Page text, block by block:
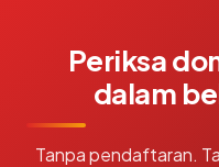
Periksa
dalam
Tanpa pendaftaran.